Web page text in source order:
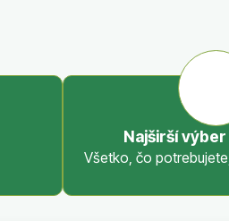
Najširší
Všetko, čo